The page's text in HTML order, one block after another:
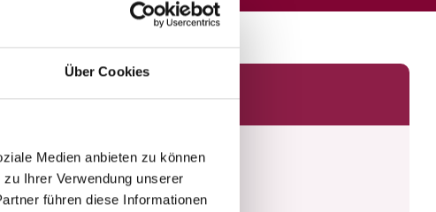
Über Cookies
Medien anbieten zu können
Ihrer Verwendung unserer
führen diese Informationen